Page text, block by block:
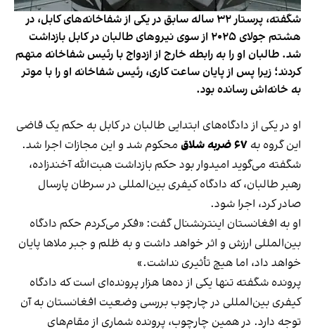
شگفته، پرستار ۳۲ ساله سابق در یکی از شفاخانه‌های کابل، در
هشتم جولای ۲۰۲۵ از سوی نیروهای طالبان در کابل بازداشت
شد. طالبان او را به رابطه خارج از ازدواج با رئیس شفاخانه متهم
کردند؛ زیرا پس از پایان ساعت کاری، رئیس شفاخانه او را با موتر
به خانه‌اش رسانده بود.
او در یکی از دادگاه‌های ابتدایی طالبان در کابل به حکم یک قاضی
این گروه به ۶۷ ضربه شلاق
محکوم شد و این مجازات اجرا شد.
شگفته می‌گوید امیدوار بود حکم بازداشت هبت‌الله آخندزاده،
رهبر طالبان، که دادگاه کیفری بین‌المللی در سرطان پارسال
صادر کرد، اجرا شود.
او به افغانستان اینترنشنال گفت: «فکر می‌کردم حکم دادگاه
بین‌المللی ارزش و اثر خواهد داشت و به ظلم و جبر ملاها پایان
خواهد داد، اما هیچ تأثیری نداشت.»
پرونده شگفته تنها یکی از ده‌ها هزار پرونده‌ای است که دادگاه
کیفری بین‌المللی در چارچوب بررسی وضعیت افغانستان به آن
توجه دارد. در همین چارچوب، پرونده شماری از مقام‌های